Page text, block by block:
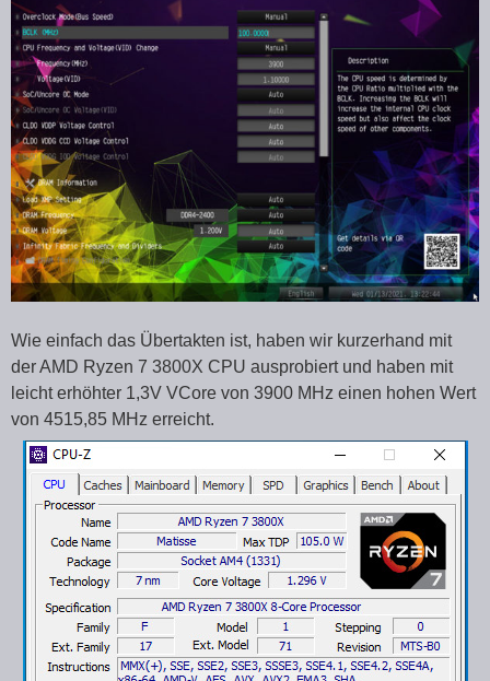
Wie einfach das Übertakten ist, haben wir kurzerhand mit
der AMD Ryzen 7 3800X CPU ausprobiert und haben mit
leicht erhöhter 1,3V VCore von 3900 MHz einen hohen Wert
von 4515,85 MHz erreicht.